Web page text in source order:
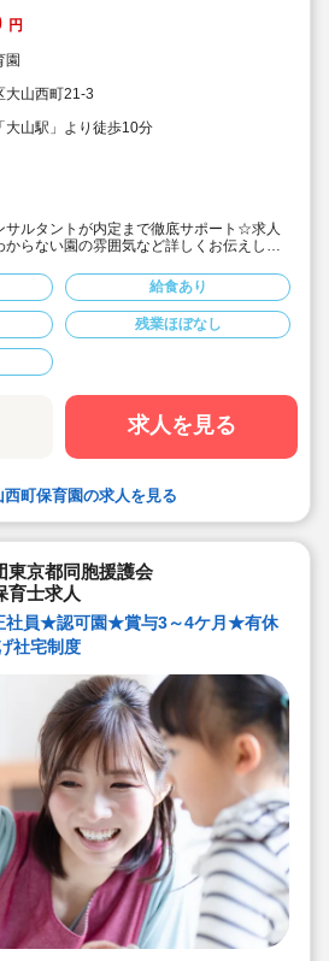
円
園
大山西町21-3
大山駅」より徒歩10分
サルタントが内定まで徹底サポート☆求人
らない園の雰囲気など詳しくお伝えしま
着いた住宅街にある定員120名認可保育園
、早番・遅番の1日4時間勤務も相談OK
3日～でお願いします。日数についてはご
。
～1,750円の求人です。
給食あり
残業ほぼなし
求人を見る
西町保育園の求人を見る
東京都同胞援護会
育士求人
員★認可園★賞与3～4ケ月★有休
社宅制度